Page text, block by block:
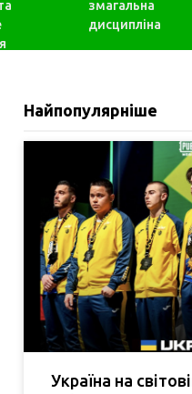
змагальна
дисципліна
Найпопулярніше
Україна на